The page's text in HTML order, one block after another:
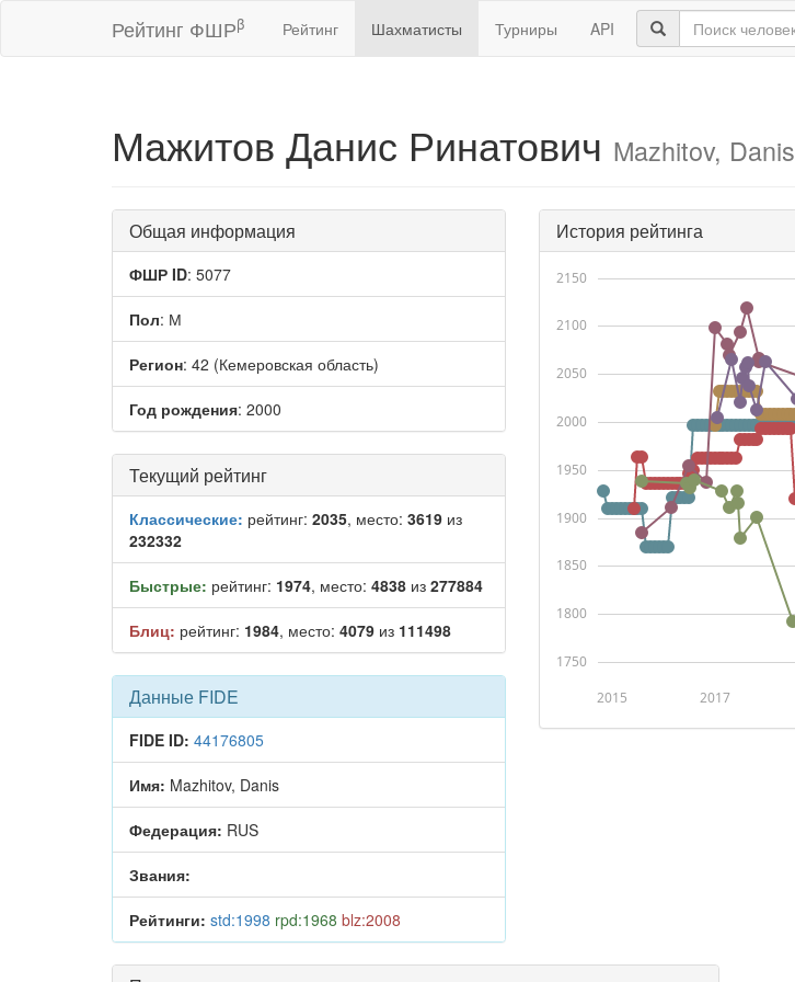
Рейтинг ФШРβ Рейтинг Шахматисты Турниры API
Мажитов Данис Ринатович Mazhitov, Danis
Общая информация
ФШР ID: 5077
Пол: М
Регион: 42 (Кемеровская область)
Год рождения: 2000
Текущий рейтинг
Классические: рейтинг: 2035, место: 3619 из
232332
Быстрые: рейтинг: 1974, место: 4838 из 277884
Блиц: рейтинг: 1984, место: 4079 из 111498
Данные FIDE
FIDE ID: 44176805
Имя: Mazhitov, Danis
Федерация: RUS
Звания:
Рейтинги: std:1998 rpd:1968 blz:2008
История рейтинга
2015 2017
1750
1800
1850
1900
1950
2000
2050
2100
2150